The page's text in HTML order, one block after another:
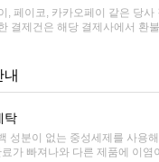
, 페이코, 카카오페이 같은 당사
결제건은 해당 결제사에서 환
탁
성분이 없는 중성세제를 사용
료가 빠져나와 다른 제품에 이염